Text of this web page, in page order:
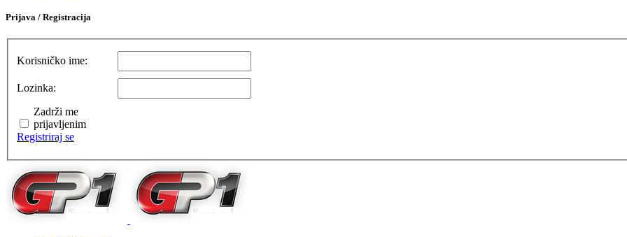
Prijava / Registracija
Korisničko ime:
Lozinka:
Zadrži me
prijavljenim
Registriraj se